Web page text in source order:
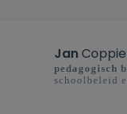
Jan
pedagogisch
schoolbeleid